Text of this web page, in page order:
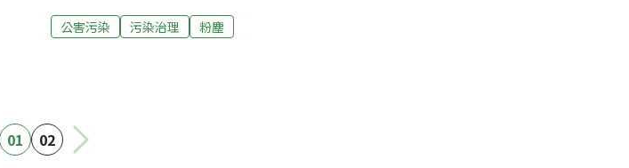
燼，一次可以掃一大袋。」這種冬日飄白雪的浪漫景象，或許會令天真的
孩童興奮不已，但卻令師長們擔憂不止。這令人不得不聯想到曾經是霧茫
所排放的微粒，顆粒大小可小至2.5微米以下，可深入肺部而難以排出，促
使肺泡之巨噬細胞明顯增加，形成肺氣腫並破壞肺泡；而稍大之顆粒則會
公害污染 污染治理 粉塵
01 02